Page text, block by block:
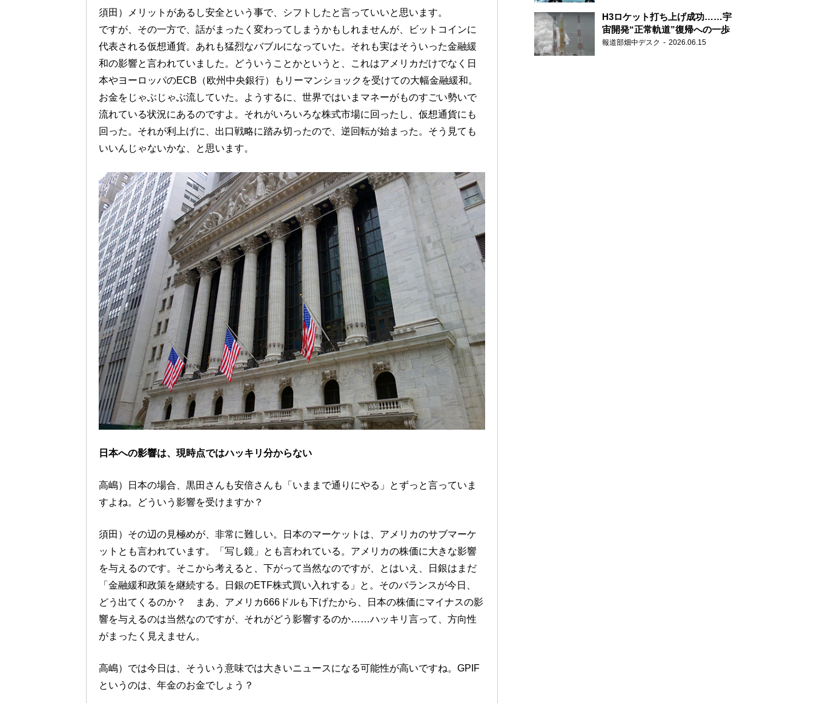
須田）メリットがあるし安全という事で、シフトしたと言っていいと思います。
ですが、その一方で、話がまったく変わってしまうかもしれませんが、ビットコインに
代表される仮想通貨。あれも猛烈なバブルになっていた。それも実はそういった金融緩
和の影響と言われていました。どういうことかというと、これはアメリカだけでなく日
本やヨーロッパのECB（欧州中央銀行）もリーマンショックを受けての大幅金融緩和。
お金をじゃぶじゃぶ流していた。ようするに、世界ではいまマネーがものすごい勢いで
流れている状況にあるのですよ。それがいろいろな株式市場に回ったし、仮想通貨にも
回った。それが利上げに、出口戦略に踏み切ったので、逆回転が始まった。そう見ても
いいんじゃないかな、と思います。
日本への影響は、現時点ではハッキリ分からない
高嶋）日本の場合、黒田さんも安倍さんも「いままで通りにやる」とずっと言っていま
すよね。どういう影響を受けますか？
須田）その辺の見極めが、非常に難しい。日本のマーケットは、アメリカのサブマーケ
ットとも言われています。「写し鏡」とも言われている。アメリカの株価に大きな影響
を与えるのです。そこから考えると、下がって当然なのですが、とはいえ、日銀はまだ
「金融緩和政策を継続する。日銀のETF株式買い入れする」と。そのバランスが今日、
どう出てくるのか？ まあ、アメリカ666ドルも下げたから、日本の株価にマイナスの影
響を与えるのは当然なのですが、それがどう影響するのか……ハッキリ言って、方向性
がまったく見えません。
高嶋）では今日は、そういう意味では大きいニュースになる可能性が高いですね。GPIF
というのは、年金のお金でしょう？
H3ロケット打ち上げ成功……宇
宙開発“正常軌道”復帰への一歩
報道部畑中デスク 2026.06.15